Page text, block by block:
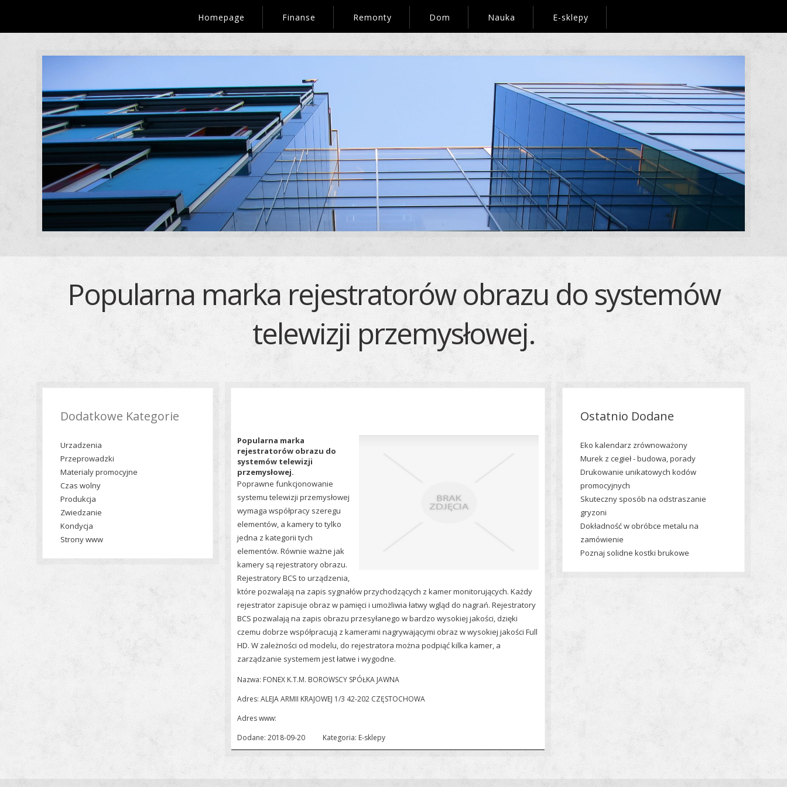
Homepage Finanse Remonty Dom Nauka E-sklepy
Popularna marka rejestratorów obrazu do systemów
telewizji przemysłowej.
Dodatkowe Kategorie
Urzadzenia
Przeprowadzki
Materialy promocyjne
Czas wolny
Produkcja
Zwiedzanie
Kondycja
Strony www
Popularna marka
rejestratorów obrazu do
systemów telewizji
przemysłowej.
Poprawne funkcjonowanie
systemu telewizji przemysłowej
wymaga współpracy szeregu
elementów, a kamery to tylko
jedna z kategorii tych
elementów. Równie ważne jak
kamery są rejestratory obrazu.
Rejestratory BCS to urządzenia,
które pozwalają na zapis sygnałów przychodzących z kamer monitorujących. Każdy
rejestrator zapisuje obraz w pamięci i umożliwia łatwy wgląd do nagrań. Rejestratory
BCS pozwalają na zapis obrazu przesyłanego w bardzo wysokiej jakości, dzięki
czemu dobrze współpracują z kamerami nagrywającymi obraz w wysokiej jakości Full
HD. W zależności od modelu, do rejestratora można podpiąć kilka kamer, a
zarządzanie systemem jest łatwe i wygodne.
Nazwa: FONEX K.T.M. BOROWSCY SPÓŁKA JAWNA
Adres: ALEJA ARMII KRAJOWEJ 1/3 42-202 CZĘSTOCHOWA
Adres www:
Dodane: 2018-09-20
Kategoria: E-sklepy
Ostatnio Dodane
Eko kalendarz zrównoważony
Murek z cegieł - budowa, porady
Drukowanie unikatowych kodów
promocyjnych
Skuteczny sposób na odstraszanie
gryzoni
Dokładność w obróbce metalu na
zamówienie
Poznaj solidne kostki brukowe